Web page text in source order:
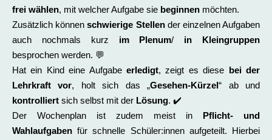
frei wählen, mit welcher Aufgabe sie beginnen möchten.
Zusätzlich könnenschwierige Stellender einzelnen Aufgaben
auch nochmals kurz im Plenum/ in
Kleingruppen
besprochen werden. 💬
Hat ein Kind eine Aufgabe erledigt, zeigt es diese bei der
Lehrkraft vor, holt sich das „Gesehen-Kürzel“ ab und
kontrolliert sich selbst mit der Lösung. ✔️
Der Wochenplan ist zudem meist in Pflicht- und
Wahlaufgaben für schnelle Schüler:innen aufgeteilt. Hierbei